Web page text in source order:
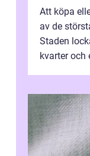
Att köpa
av de
Staden
kvarter och